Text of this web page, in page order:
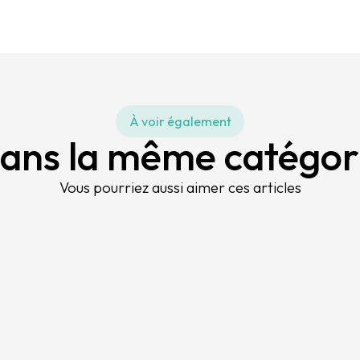
À voir également
la même
Vous pourriez aussi aimer ces articles